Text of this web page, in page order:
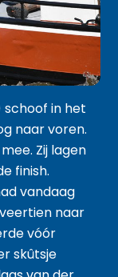
schoof in het
naar voren.
Zij lagen
finish.
vandaag
naar
vóór
skûtsje